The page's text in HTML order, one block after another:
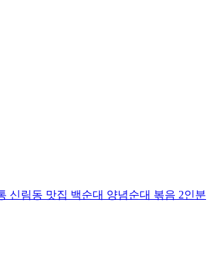
신림동 맛집 백순대 양념순대 볶음 2인분